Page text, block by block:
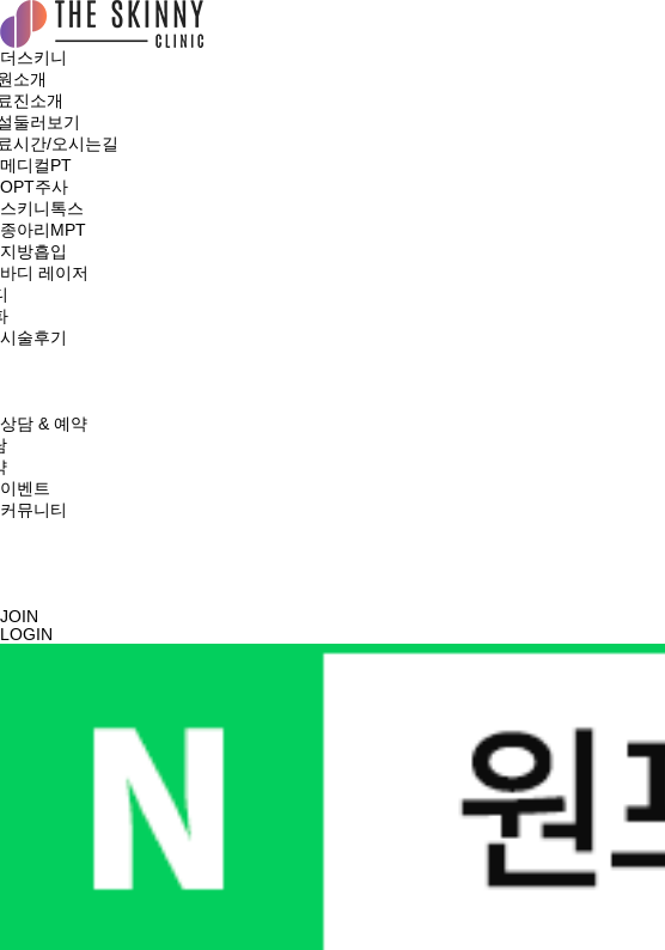
더스키니
소개
진소개
둘러보기
시간/오시는길
메디컬PT
OPT주사
스키니톡스
종아리MPT
지방흡입
바디 레이저
시술후기
상담 & 예약
이벤트
커뮤니티
JOIN
LOGIN